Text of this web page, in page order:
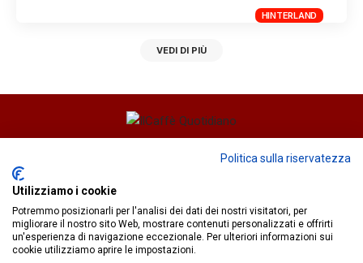
HINTERLAND
VEDI DI PIÙ
Fiorella Falci
redazione@ilcaffequotidiano.online
C.F. 92076900858
Chi siamo
Privacy & Cookie Policy
Politica sulla riservatezza
Utilizziamo i cookie
Potremmo posizionarli per l'analisi dei dati dei nostri visitatori, per
migliorare il nostro sito Web, mostrare contenuti personalizzati e offrirti
un'esperienza di navigazione eccezionale. Per ulteriori informazioni sui
cookie utilizziamo aprire le impostazioni.